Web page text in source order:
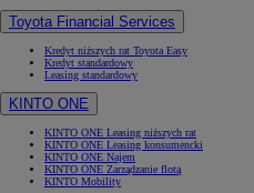
Toyota Financial Services
Kredyt niższych rat Toyota Easy
Kredyt standardowy
Leasing standardowy
KINTO ONE
KINTO ONE Leasing niższych rat
KINTO ONE Leasing konsumencki
KINTO ONE Najem
KINTO ONE Zarządzanie flotą
KINTO Mobility